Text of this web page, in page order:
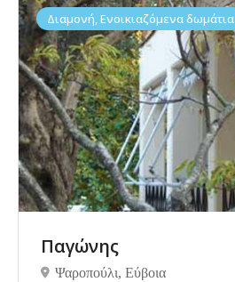
Διαμονή, Ενοικιαζόμενα δωμάτια
Παγώνης
Ψαροπούλι, Eύβοια